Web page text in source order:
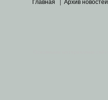
Главная Архив новостей